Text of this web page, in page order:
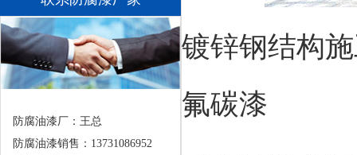
防腐油漆厂：王总
防腐油漆销售：13731086952
镀锌钢结构
氟碳漆